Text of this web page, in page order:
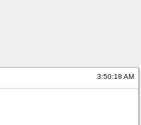
3:50:18 AM